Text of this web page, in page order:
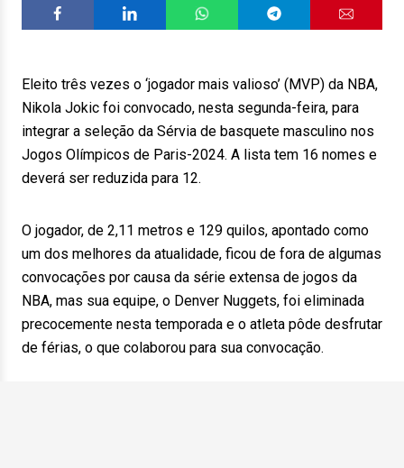
Eleito três vezes o ‘jogador mais valioso’ (MVP) da NBA,
Nikola Jokic foi convocado, nesta segunda-feira, para
integrar a seleção da Sérvia de basquete masculino nos
Jogos Olímpicos de Paris-2024. A lista tem 16 nomes e
deverá ser reduzida para 12.
O jogador, de 2,11 metros e 129 quilos, apontado como
um dos melhores da atualidade, ficou de fora de algumas
convocações por causa da série extensa de jogos da
NBA, mas sua equipe, o Denver Nuggets, foi eliminada
precocemente nesta temporada e o atleta pôde desfrutar
de férias, o que colaborou para sua convocação.